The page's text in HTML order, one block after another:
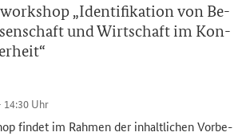
„Iden­ti­fi­ka­ti­on von Be­
und Wirt­schaft im Kon­
14:30 Uhr
fin­det im Rah­men der in­halt­li­chen Vor­be­